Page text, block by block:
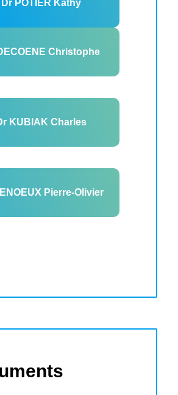
Dr POTIER Kathy
Christophe
KUBIAK Charles
Pierre-Olivier